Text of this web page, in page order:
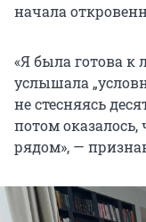
начала
«Я была готова к
услышала
не стесняясь
потом оказалось,
рядом», —